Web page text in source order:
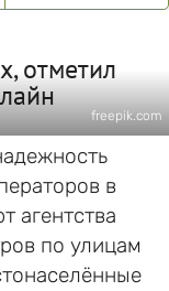
отметил
freepik.com
в
агентства
по улицам